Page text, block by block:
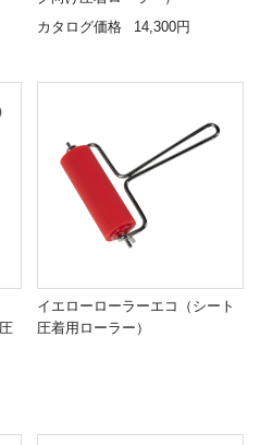
カタログ価格
14,300円
イエローローラーエコ（シート
圧着用ローラー）